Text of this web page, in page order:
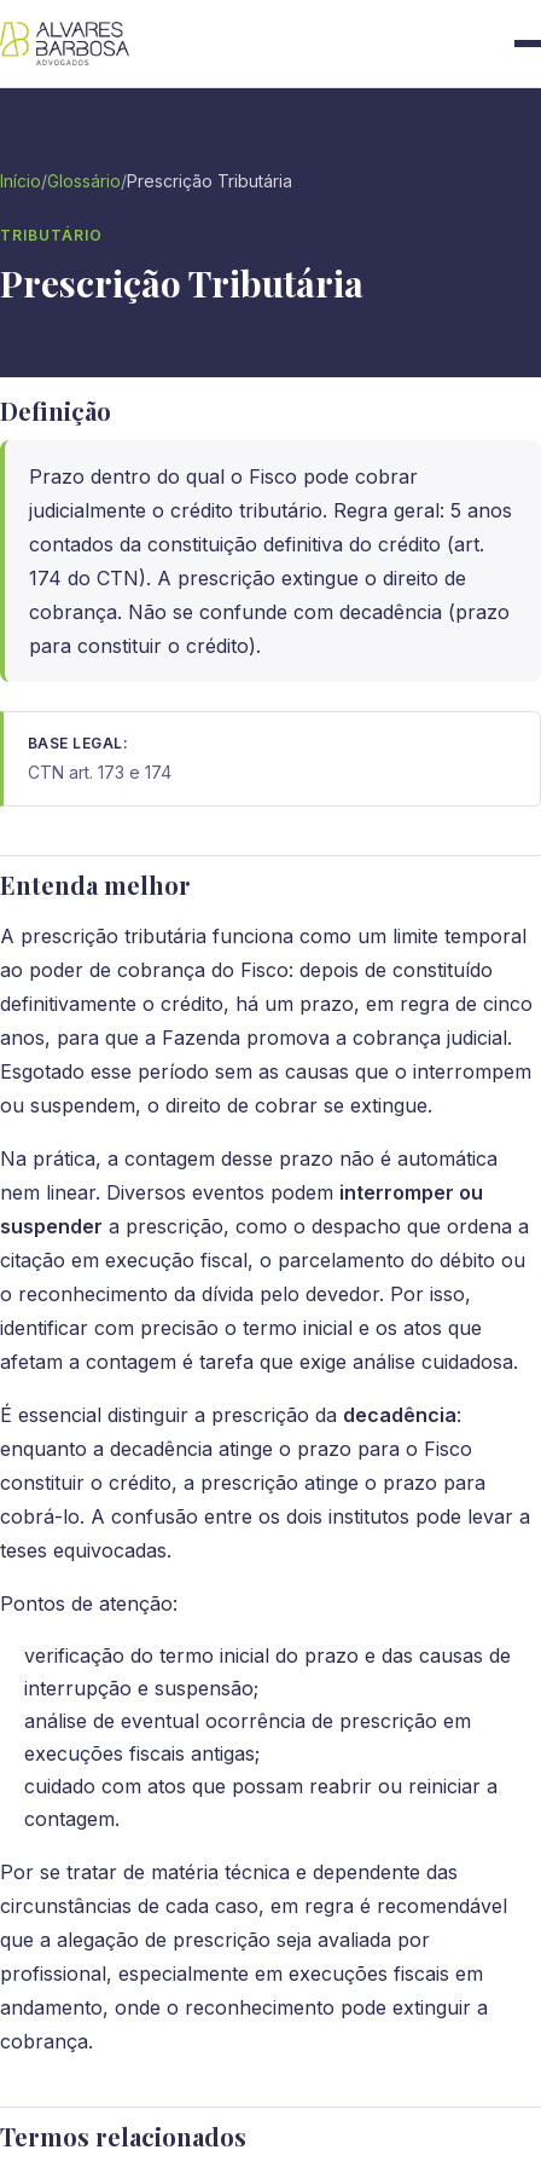
Início/Glossário/Prescrição Tributária
TRIBUTÁRIO
Prescrição Tributária
Definição
Prazo dentro do qual o Fisco pode cobrar
judicialmente o crédito tributário. Regra geral: 5 anos
contados da constituição definitiva do crédito (art.
174 do CTN). A prescrição extingue o direito de
cobrança. Não se confunde com decadência (prazo
para constituir o crédito).
BASE LEGAL:
CTN art. 173 e 174
Entenda melhor
A prescrição tributária funciona como um limite temporal
ao poder de cobrança do Fisco: depois de constituído
definitivamente o crédito, há um prazo, em regra de cinco
anos, para que a Fazenda promova a cobrança judicial.
Esgotado esse período sem as causas que o interrompem
ou suspendem, o direito de cobrar se extingue.
Na prática, a contagem desse prazo não é automática
nem linear. Diversos eventos podem interromper ou
suspender a prescrição, como o despacho que ordena a
citação em execução fiscal, o parcelamento do débito ou
o reconhecimento da dívida pelo devedor. Por isso,
identificar com precisão o termo inicial e os atos que
afetam a contagem é tarefa que exige análise cuidadosa.
É essencial distinguir a prescrição da decadência:
enquanto a decadência atinge o prazo para o Fisco
constituir o crédito, a prescrição atinge o prazo para
cobrá-lo. A confusão entre os dois institutos pode levar a
teses equivocadas.
Pontos de atenção:
verificação do termo inicial do prazo e das causas de
interrupção e suspensão;
análise de eventual ocorrência de prescrição em
execuções fiscais antigas;
cuidado com atos que possam reabrir ou reiniciar a
contagem.
Por se tratar de matéria técnica e dependente das
circunstâncias de cada caso, em regra é recomendável
que a alegação de prescrição seja avaliada por
profissional, especialmente em execuções fiscais em
andamento, onde o reconhecimento pode extinguir a
cobrança.
Termos relacionados